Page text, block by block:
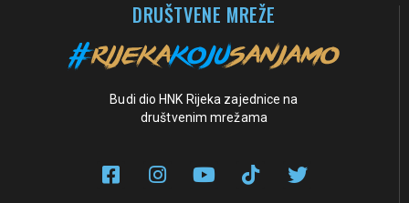
DRUŠTVENE MREŽE
Budi dio HNK Rijeka zajednice na
društvenim mrežama